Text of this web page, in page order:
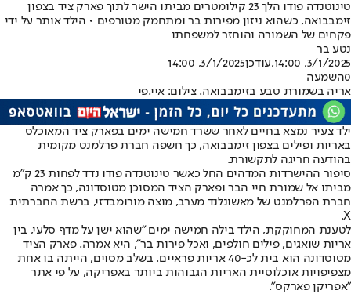
טינוטנדה פודו הלך 23 קילומטרים מביתו הישר לתוך פארק ציד בצפון
זימבבואה, כשהוא ניזון מפירות בר ומתחמק מטורפים • הילד אותר על ידי
פקחים של השמורה והוחזר למשפחתו
נטע בר
3/1/2025, 14:00
,עודכן3/1/2025, 14:00
0השמעה
אריה בשמורת טבע בזימבבואה. צילום: איי.פי
ילד צעיר נמצא בחיים לאחר ששרד חמישה ימים בפארק ציד המאוכלס
באריות ופילים בצפון זימבבואה, כך חשפה חברת פרלמנט מקומית
בהודעה חריגה לתקשורת.
סיפור ההישרדות המדהים החל כאשר טינוטנדה פודו נדד לפחות 23 ק"מ
מביתו אל שמורת חיי הבר ופארק הציד המסוכן מטוסדונה, כך אמרה
חברת הפרלמנט של מאשונלנד מערב, מוצה מורומבדזי, ברשת החברתית
X.
לטענת המחוקקת, הילד בילה חמישה ימים "שהוא ישן על מדף סלעי, בין
אריות שואגים, פילים חולפים, ואכל פירות בר", היא אמרה. פארק הציד
מטוסדונה הוא בית לכ-40 אריות פראיים. בשלב מסוים, הייתה בו אחת
מצפיפויות אוכלוסיית האריות הגבוהות ביותר באפריקה, על פי אתר
"אפריקן פארקס".